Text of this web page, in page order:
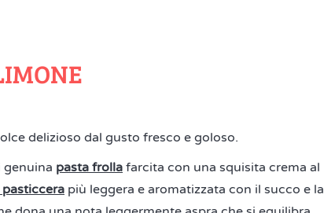
delizioso dal gusto fresco e goloso.
genuina pasta frolla farcita con una squisita crema al
più leggera e aromatizzata con il succo e la